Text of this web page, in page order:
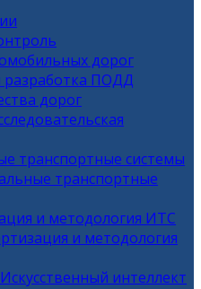
дорог
разработка ПОДД
дорог
транспортные системы
транспортные
и методология ИТС
и методология
интеллект